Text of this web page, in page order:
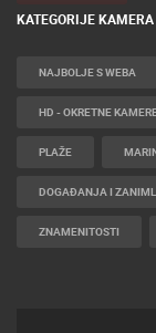
KATEGORIJE KAMERA
NAJBOLJE S WEBA
HD - OKRETNE
PLAŽE
DOGAĐANJA I
ZNAMENITOSTI